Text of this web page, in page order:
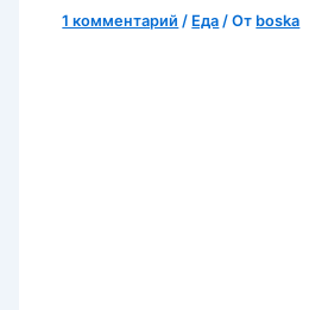
1 комментарий / Еда / От boska